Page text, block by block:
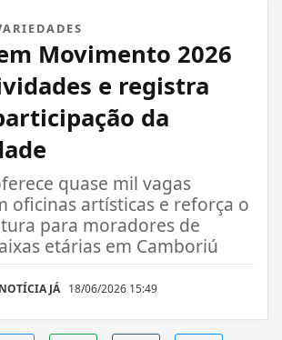
Movimento 2026
e registra
da
quase mil vagas
oficinas artísticas e reforça o
para moradores de
etárias em Camboriú
JÁ 18/06/2026 15:49